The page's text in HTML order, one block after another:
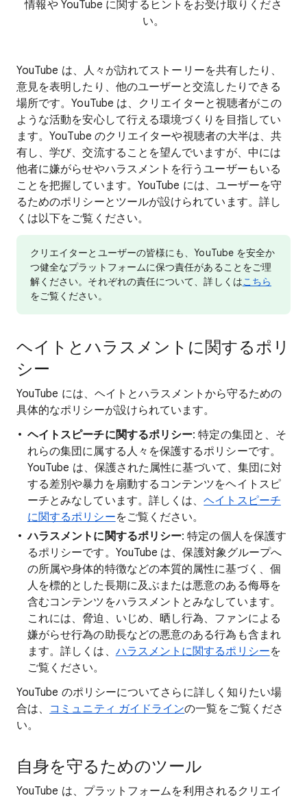
情報や YouTube に関するヒントをお受け取りくださ
い。
YouTube は、人々が訪れてストーリーを共有したり、
意見を表明したり、他のユーザーと交流したりできる
場所です。YouTube は、クリエイターと視聴者がこの
ような活動を安心して行える環境づくりを目指してい
ます。YouTube のクリエイターや視聴者の大半は、共
有し、学び、交流することを望んでいますが、中には
他者に嫌がらせやハラスメントを行うユーザーもいる
ことを把握しています。YouTube には、ユーザーを守
るためのポリシーとツールが設けられています。詳し
くは以下をご覧ください。
クリエイターとユーザーの皆様にも、YouTube を安全か
つ健全なプラットフォームに保つ責任があることをご理
解ください。それぞれの責任について、詳しくはこちら
をご覧ください。
ヘイトとハラスメントに関するポリ
シー
YouTube には、ヘイトとハラスメントから守るための
具体的なポリシーが設けられています。
ヘイトスピーチに関するポリシー: 特定の集団と、そ
れらの集団に属する人々を保護するポリシーです。
YouTube は、保護された属性に基づいて、集団に対
する差別や暴力を扇動するコンテンツをヘイトスピ
ーチとみなしています。詳しくは、ヘイトスピーチ
に関するポリシーをご覧ください。
ハラスメントに関するポリシー: 特定の個人を保護す
るポリシーです。YouTube は、保護対象グループへ
の所属や身体的特徴などの本質的属性に基づく、個
人を標的とした長期に及ぶまたは悪意のある侮辱を
含むコンテンツをハラスメントとみなしています。
これには、脅迫、いじめ、晒し行為、ファンによる
嫌がらせ行為の助長などの悪意のある行為も含まれ
ます。詳しくは、 ハラスメントに関するポリシーを
ご覧ください。
YouTube のポリシーについてさらに詳しく知りたい場
合は、 コミュニティ ガイドラインの一覧をご覧くださ
い。
自身を守るためのツール
YouTube は、プラットフォームを利用されるクリエイ